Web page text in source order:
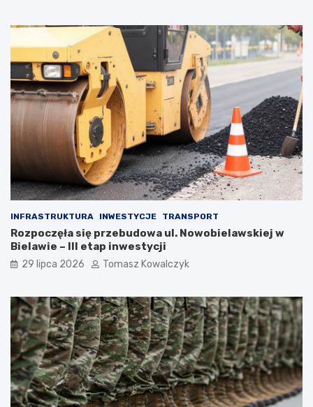
INFRASTRUKTURA INWESTYCJE TRANSPORT
Rozpoczęła się przebudowa ul. Nowobielawskiej w
Bielawie – III etap inwestycji
29 lipca 2026 Tomasz Kowalczyk